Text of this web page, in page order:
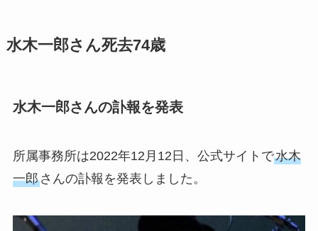
水木一郎さん死去74歳
水木一郎さんの訃報を発表
所属事務所は2022年12月12日、公式サイトで水木
一郎さんの訃報を発表しました。